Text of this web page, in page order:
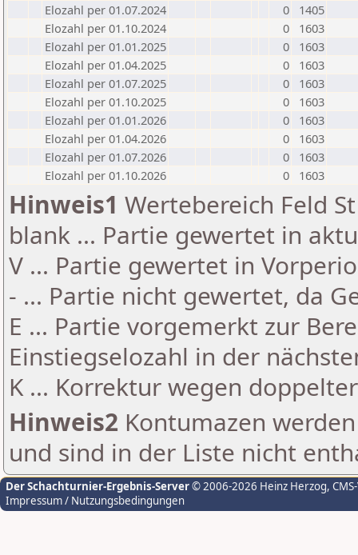
Elozahl per 01.07.2024
0
1405
Elozahl per 01.10.2024
0
1603
Elozahl per 01.01.2025
0
1603
Elozahl per 01.04.2025
0
1603
Elozahl per 01.07.2025
0
1603
Elozahl per 01.10.2025
0
1603
Elozahl per 01.01.2026
0
1603
Elozahl per 01.04.2026
0
1603
Elozahl per 01.07.2026
0
1603
Elozahl per 01.10.2026
0 1603
Hinweis1 Wertebereich Feld
blank ... Partie gewertet in
V ... Partie gewertet in
- ... Partie nicht gewertet, da
E ... Partie vorgemerkt zur
Einstiegselozahl in der
K ... Korrektur wegen
Hinweis2 Kontumazen
und sind in der Liste nicht
Der Schachturnier-Ergebnis-Server© 2006-2026 Heinz Herzog,
Impressum / Nutzungsbedingungen